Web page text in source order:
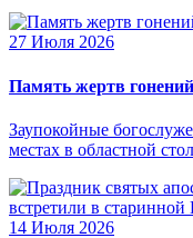
27 Июля 2026
Память жертв
Заупокойные
местах в областной
14 Июля 2026